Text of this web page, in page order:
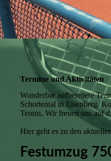
Termine und Aktivitäten
Wunderbar aufbereitete
Schortental in Eisenberg.
Tennis. Wir freuen uns auf
Hier geht es zu den aktuellen
Festumzug